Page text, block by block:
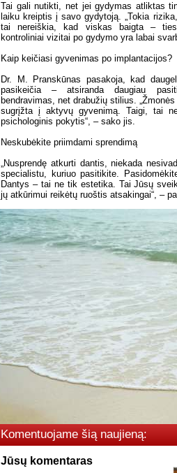
Tai gali nutikti, net jei gydymas atliktas
laiku kreiptis į savo gydytoją. „Tokia
tai nereiškia, kad viskas baigta –
kontroliniai vizitai po gydymo yra labai
Kaip keičiasi gyvenimas po implantacijos?
Dr. M. Pranskūnas pasakoja, kad
pasikeičia – atsiranda daugiau
bendravimas, net drabužių stilius.
sugrįžta į aktyvų gyvenimą. Taigi, tai
psichologinis pokytis“, – sako jis.
Neskubėkite priimdami sprendimą
„Nusprendę atkurti dantis, niekada
specialistu, kuriuo pasitikite.
Dantys – tai ne tik estetika. Tai Jūsų
jų atkūrimui reikėtų ruoštis atsakingai“, –
Komentuojame šią naujieną:
Jūsų komentaras